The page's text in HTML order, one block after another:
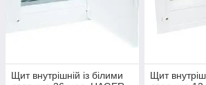
Щит внутрішній із білими
Щит